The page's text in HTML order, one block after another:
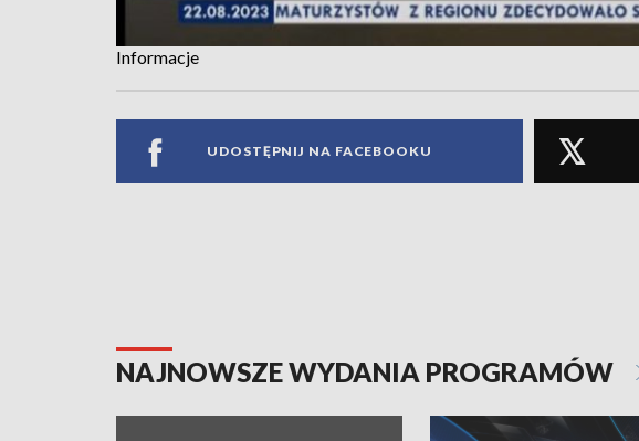
Informacje
UDOSTĘPNIJ NA FACEBOOKU
NAJNOWSZE WYDANIA PROGRAMÓW